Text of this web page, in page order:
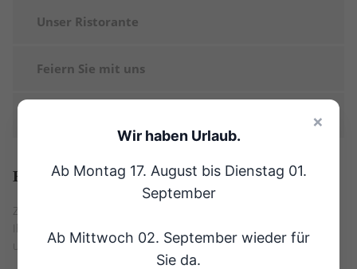
Unser Ristorante
Feiern Sie mit uns
HabenSie Fragen?
Zögern Sie nicht und sprechen Sie uns gleich an. Wir stehen
Ihnen gerne per Formular oder auch telefonisch bei Fragen rund
um Feiern mit Rat und Tat zur Seite.
×
Wir haben Urlaub.
Ab Montag 17. August bis Dienstag 01.
September
Ab Mittwoch 02. September wieder für
Sie da.